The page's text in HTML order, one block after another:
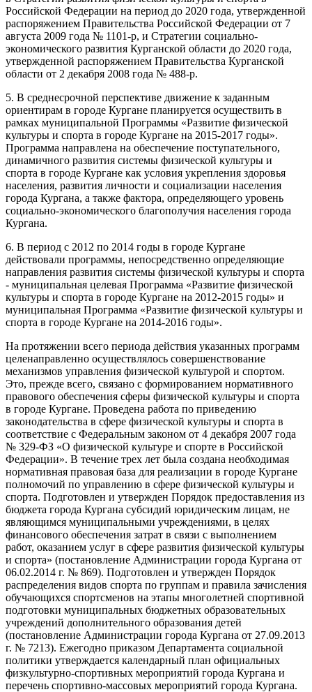
Российской Федерации на период до 2020 года, утвержденной
распоряжением Правительства Российской Федерации от 7
августа 2009 года № 1101-р, и Стратегии социально-
экономического развития Курганской области до 2020 года,
утвержденной распоряжением Правительства Курганской
области от 2 декабря 2008 года № 488-р.
5. В среднесрочной перспективе движение к заданным
ориентирам в городе Кургане планируется осуществить в
рамках муниципальной Программы «Развитие физической
культуры и спорта в городе Кургане на 2015-2017 годы».
Программа направлена на обеспечение поступательного,
динамичного развития системы физической культуры и
спорта в городе Кургане как условия укрепления здоровья
населения, развития личности и социализации населения
города Кургана, а также фактора, определяющего уровень
социально-экономического благополучия населения города
Кургана.
6. В период с 2012 по 2014 годы в городе Кургане
действовали программы, непосредственно определяющие
направления развития системы физической культуры и спорта
- муниципальная целевая Программа «Развитие физической
культуры и спорта в городе Кургане на 2012-2015 годы» и
муниципальная Программа «Развитие физической культуры и
спорта в городе Кургане на 2014-2016 годы».
На протяжении всего периода действия указанных программ
целенаправленно осуществлялось совершенствование
механизмов управления физической культурой и спортом.
Это, прежде всего, связано с формированием нормативного
правового обеспечения сферы физической культуры и спорта
в городе Кургане. Проведена работа по приведению
законодательства в сфере физической культуры и спорта в
соответствие с Федеральным законом от 4 декабря 2007 года
№ 329-ФЗ «О физической культуре и спорте в Российской
Федерации». В течение трех лет была создана необходимая
нормативная правовая база для реализации в городе Кургане
полномочий по управлению в сфере физической культуры и
спорта. Подготовлен и утвержден Порядок предоставления из
бюджета города Кургана субсидий юридическим лицам, не
являющимся муниципальными учреждениями, в целях
финансового обеспечения затрат в связи с выполнением
работ, оказанием услуг в сфере развития физической культуры
и спорта» (постановление Администрации города Кургана от
06.02.2014 г. № 869). Подготовлен и утвержден Порядок
распределения видов спорта по группам и правила зачисления
обучающихся спортсменов на этапы многолетней спортивной
подготовки муниципальных бюджетных образовательных
учреждений дополнительного образования детей
(постановление Администрации города Кургана от 27.09.2013
г. № 7213). Ежегодно приказом Департамента социальной
политики утверждается календарный план официальных
физкультурно-спортивных мероприятий города Кургана и
перечень спортивно-массовых мероприятий города Кургана.